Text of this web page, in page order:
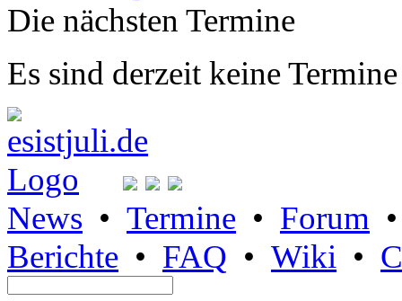
Die nächsten Termine
Es sind derzeit keine
News • Termine • Forum
Berichte • FAQ • Wiki •